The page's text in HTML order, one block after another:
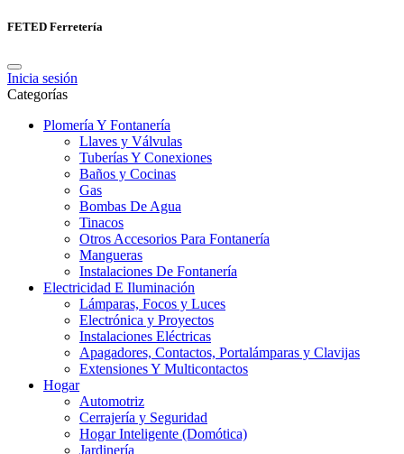
FETED Ferretería
Inicia sesión
Categorías
Plomería Y Fontanería
Llaves y Válvulas
Tuberías Y Conexiones
Baños y Cocinas
Gas
Bombas De Agua
Tinacos
Otros Accesorios Para Fontanería
Mangueras
Instalaciones De Fontanería
Electricidad E Iluminación
Lámparas, Focos y Luces
Electrónica y Proyectos
Instalaciones Eléctricas
Apagadores, Contactos, Portalámparas y Clavijas
Extensiones Y Multicontactos
Hogar
Automotriz
Cerrajería y Seguridad
Hogar Inteligente (Domótica)
Jardinería